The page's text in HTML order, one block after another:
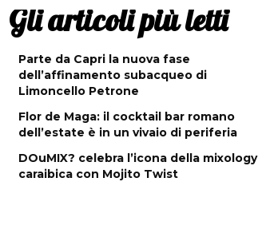
Gli articoli più letti
Parte da Capri la nuova fase
dell’affinamento subacqueo di
Limoncello Petrone
Flor de Maga: il cocktail bar romano
dell’estate è in un vivaio di periferia
DOuMIX? celebra l’icona della mixology
caraibica con Mojito Twist